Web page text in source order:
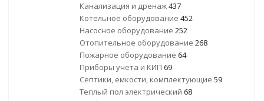
Канализация и дренаж437
Котельное оборудование 452
Насосное оборудование 252
Отопительное оборудование 268
Пожарное оборудование 64
Приборы учета и КИП 69
Септики, емкости, комплектующие 59
Теплый пол электрический 68